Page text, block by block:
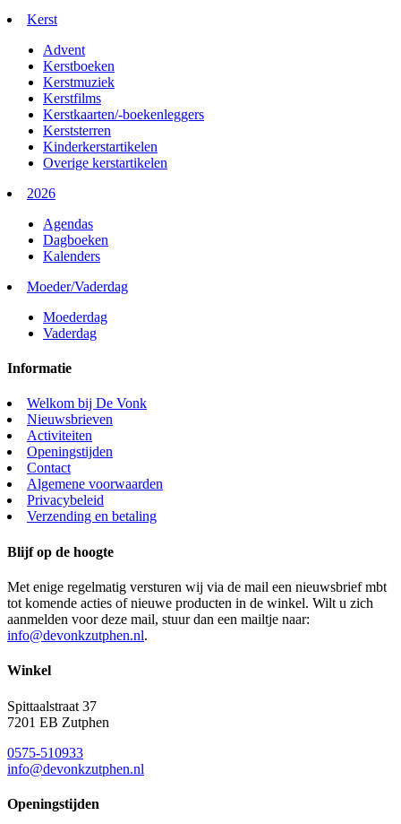
Kerst
Advent
Kerstboeken
Kerstmuziek
Kerstfilms
Kerstkaarten/-boekenleggers
Kerststerren
Kinderkerstartikelen
Overige kerstartikelen
2026
Agendas
Dagboeken
Kalenders
Moeder/Vaderdag
Moederdag
Vaderdag
Informatie
Welkom bij De Vonk
Nieuwsbrieven
Activiteiten
Openingstijden
Contact
Algemene voorwaarden
Privacybeleid
Verzending en betaling
Blijf op de hoogte
Met enige regelmatig versturen wij via de mail een nieuwsbrief mbt
tot komende acties of nieuwe producten in de winkel. Wilt u zich
aanmelden voor deze mail, stuur dan een mailtje naar:
info@devonkzutphen.nl.
Winkel
Spittaalstraat 37
7201 EB Zutphen
0575-510933
info@devonkzutphen.nl
Openingstijden